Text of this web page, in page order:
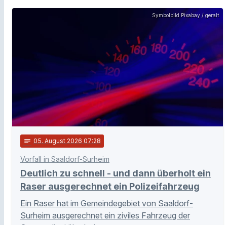
Symbolbild Pixabay / geralt
notes 05. August 2026 07:28
Vorfall in Saaldorf-Surheim
Deutlich zu schnell - und dann überholt ein
Raser ausgerechnet ein Polizeifahrzeug
Ein Raser hat im Gemeindegebiet von Saaldorf-
Surheim ausgerechnet ein ziviles Fahrzeug der